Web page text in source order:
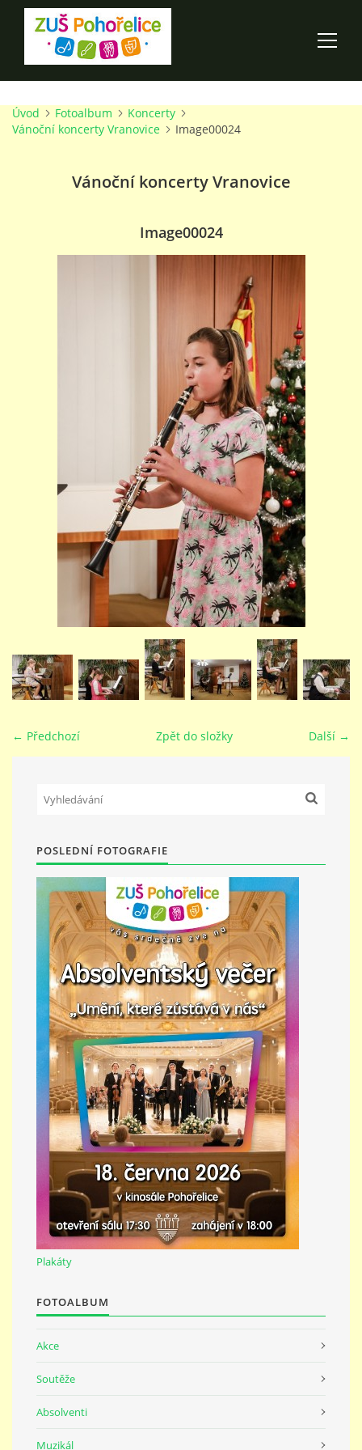
ÚVOD
VIDEA - FILMOVÁ TVORBA
PEDAGOGICKÝ SBOR
DOKUMENTY / KE STAŽENÍ
KURZY
PŘÍMĚSTSKÝ TÁBOR
MISS VÝTVARNÝ MODEL
ZAMĚSTNÁNÍ
DOTACE
GDPR
ZUŠ Pohořelice
Školní 462
Pohořelice
691 23
© 2026 eStránky.cz |Tisk|Nahoru ↑
Úvod Fotoalbum
Koncerty
Vánoční koncerty Vranovice
Image00024
Vánoční koncerty Vranovice
Image00024
← Předchozí Další →
Zpět do složky
POSLEDNÍ FOTOGRAFIE
Plakáty
FOTOALBUM
Akce
Soutěže
Absolventi
Muzikál